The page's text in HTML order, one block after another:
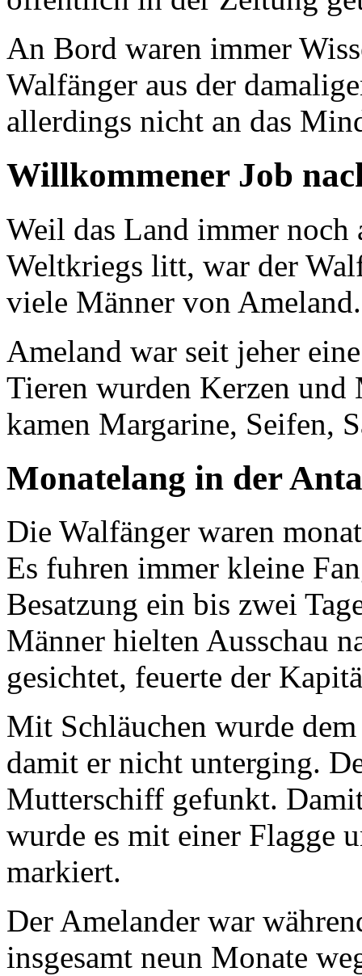
An Bord waren immer
Walfänger aus der
allerdings nicht an das
Willkommener Job
Weil das Land immer noch
Weltkriegs litt, war der
viele Männer von Ameland.
Ameland war seit jeher
Tieren wurden Kerzen und
kamen Margarine, Seifen,
Monatelang in der
Die Walfänger waren
Es fuhren immer kleine
Besatzung ein bis zwei
Männer hielten Ausschau
gesichtet, feuerte der
Mit Schläuchen wurde
damit er nicht unterging.
Mutterschiff gefunkt.
wurde es mit einer Flagge
markiert.
Der Amelander war
insgesamt neun Monate